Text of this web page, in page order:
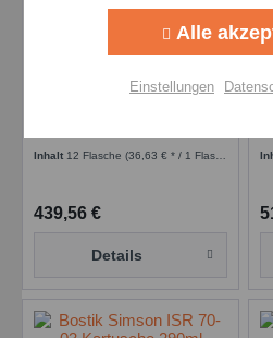
Flasche Anaerobic -
Inhalt 12 Flasche(36,63 € * / 1 Flasche)
439,56 €
Details
Personalisierung
Alle
Einstellungen